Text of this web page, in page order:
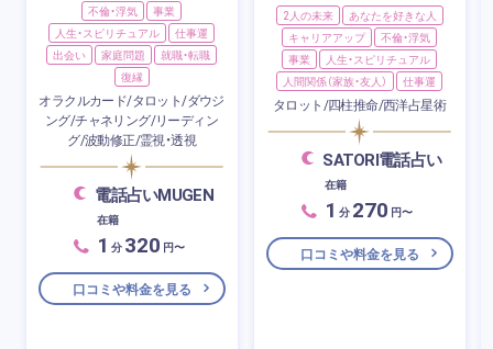
不倫・浮気
事業
人生・スピリチュアル
仕事運
出会い
家庭問題
就職・転職
復縁
オラクルカード/タロット/ダウジ
ング/チャネリング/リーディン
グ/波動修正/霊視・透視
電話占いMUGEN
在籍
1 分 320 円〜
口コミや料金を見る
2人の未来
あなたを好きな人
キャリアアップ
不倫・浮気
事業
人生・スピリチュアル
人間関係（家族・友人）
仕事運
タロット/四柱推命/西洋占星術
SATORI電話占い
在籍
1 分 270 円〜
口コミや料金を見る